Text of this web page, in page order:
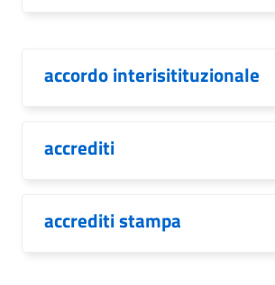
accordo interisitituzionale
accrediti
accrediti stampa